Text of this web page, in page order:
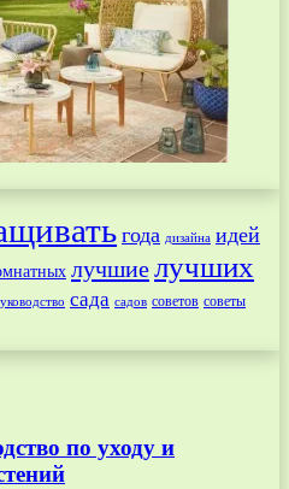
года дизайна идей
лучшиелучших
сада садов советов советы
по уходу и